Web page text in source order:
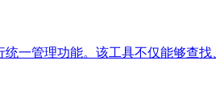
一管理功能。该工具不仅能够查